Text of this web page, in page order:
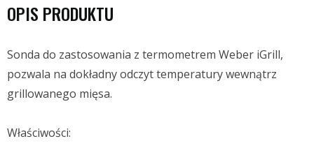
OPIS PRODUKTU
Sonda do zastosowania z termometrem Weber iGrill,
pozwala na dokładny odczyt temperatury wewnątrz
grillowanego mięsa.
Właściwości: